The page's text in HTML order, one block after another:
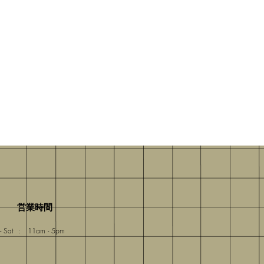
​営業時間
Sat : 11am - 5pm